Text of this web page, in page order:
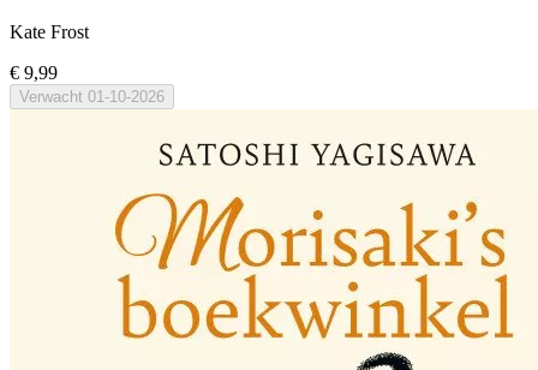
Kate Frost
€ 9,99
Verwacht 01-10-2026